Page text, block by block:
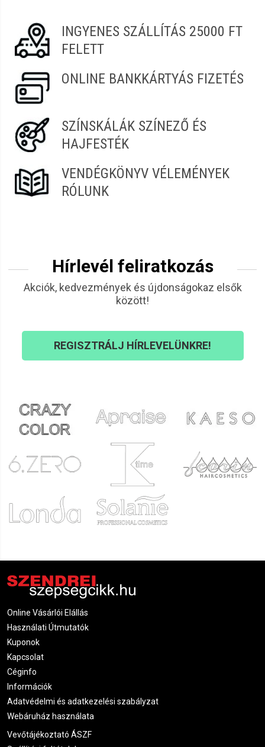
INGYENES SZÁLLÍTÁS 25000 FT
FELETT
ONLINE BANKKÁRTYÁS FIZETÉS
SZÍNSKÁLÁK SZÍNEZŐ ÉS
HAJFESTÉK
VENDÉGKÖNYV VÉLEMÉNYEK
RÓLUNK
Hírlevél feliratkozás
Akciók, kedvezmények és újdonságokaz elsők
között!
REGISZTRÁLJ HÍRLEVELÜNKRE!
Online Vásárlói Elállás
Használati Útmutatók
Kuponok
Kapcsolat
Céginfo
Információk
Adatvédelmi és adatkezelési szabályzat
Webáruház használata
Vevőtájékoztató ÁSZF